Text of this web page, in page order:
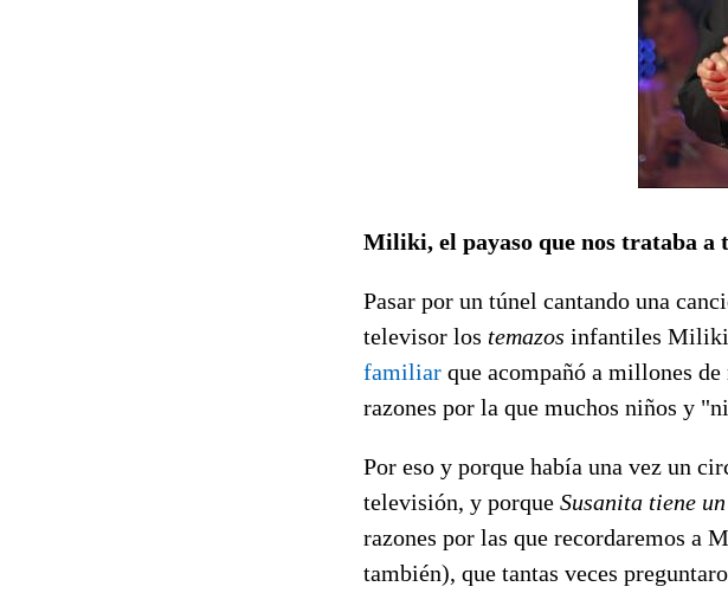
Miliki, el payaso que nos trataba a
Pasar por un túnel cantando una
televisor los temazos infantiles
familiar que acompañó a millones de
razones por la que muchos niños y
Por eso y porque había una vez un
televisión, y porque Susanita tiene
razones por las que recordaremos a
también), que tantas veces